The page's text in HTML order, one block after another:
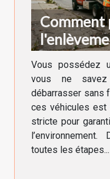
Comment
véhicule
Vous possédez
vous ne
débarrasser sans
ces véhicules est
stricte pour
toutes les étapes...